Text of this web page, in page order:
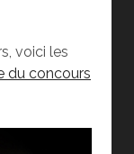
ACER
voici les
du concours